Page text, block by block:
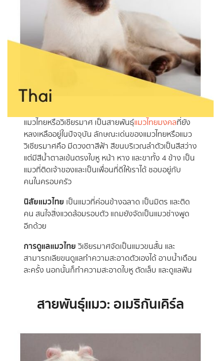
แมวไทยหรือวิเชียรมาศ เป็นสายพันธุ์แมวไทยมงคลที่ยัง
หลงเหลืออยู่ในปัจจุบัน ลักษณะเด่นของแมวไทยหรือแมว
วิเชียรมาศคือ มีดวงตาสีฟ้า สีขนบริเวณลำตัวเป็นสีสว่าง
แต่มีสีน้ำตาลเข้นตรงใบหู หน้า หาง และขาทั้ง 4 ข้าง เป็น
แมวที่ติดเจ้าของและเป็นเพื่อนที่ดีให้เราได้ ชอบอยู่กับ
คนในครอบครัว
นิสัยแมวไทย เป็นแมวที่ค่อนข้างฉลาด เป็นมิตร และติด
คน สนใจสิ่งแวดล้อมรอบตัว แถมยังจัดเป็นแมวช่างพูด
อีกด้วย
การดูแลแมวไทยวิเชียรมาศจัดเป็นแมวขนสั้น และ
สามารถเลียขนดูแลทำความสะอาดตัวเองได้ อาบน้ำเดือน
ละครั้ง นอกนั้นก็ทำความสะอาดใบหู ตัดเล็บ และดูแลฟัน
สายพันธุ์แมว: อเมริกันเคิร์ล